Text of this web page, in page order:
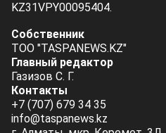
KZ31VPY00095404.
Собственник
ТОО "TASPANEWS.KZ"
Главный редактор
Газизов С. Г.
Контакты
+7 (707) 679 34 35
info@taspanews.kz